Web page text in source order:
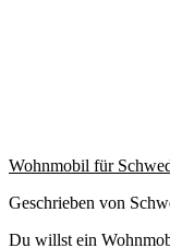
Wohnmobil für
Geschrieben von
Du willst ein